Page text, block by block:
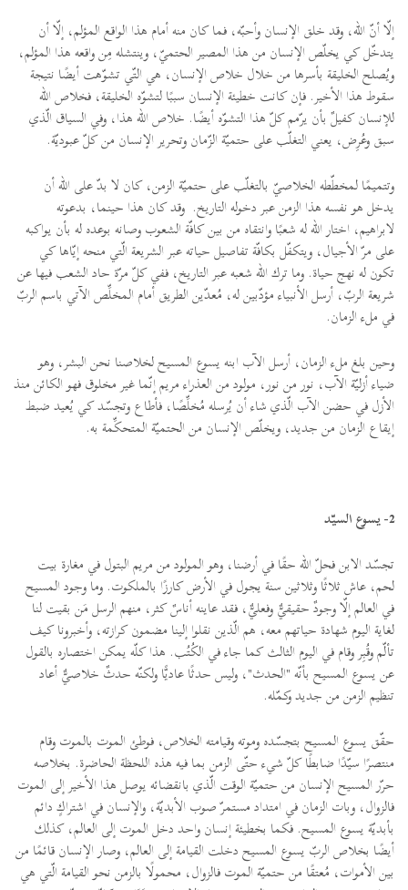
إلّا أنّ الله، وقد خلق الإنسان وأحبّه، فما كان منه أمام هذا الواقع المؤلم، إلّا أن
يتدخّل كي يخلّص الإنسان من هذا المصير الحتميّ، وينتشله مِن واقعه هذا المؤلم،
ويُصلح الخليقة بأسرها من خلال خلاص الإنسان، هي التّي تشوّهت أيضًا نتيجة
سقوط هذا الأخير. فإن كانت خطيئة الإنسان سببًا لتشوّه الخليقة، فخلاص الله
للإنسان كفيلٌ بأن يرّمم كلّ هذا التشوّه أيضًا. خلاص الله هذا، وفي السياق الّذي
سبق وعُرِض، يعني التغلّب على حتميّة الزّمان وتحرير الإنسان من كلّ عبوديّة.
وتتميمًا لمخطّطه الخلاصيّ بالتغلّب على حتميّة الزمن، كان لا بدّ على الله أن
يدخل هو نفسه هذا الزمن عبر دخوله التاريخ. وقد كان هذا حينما، بدعوته
لابراهيم، اختار الله له شعبًا وانتقاه من بين كافّة الشعوب وصانه بوعده له بأن يواكبه
على مرّ الأجيال، ويتكفّل بكافّة تفاصيل حياته عبر الشريعة الّتي منحه إيّاها كي
تكون له نهج حياة. وما ترك الله شعبه عبر التاريخ، ففي كلّ مرّة حاد الشعب فيها عن
شريعة الربّ، أرسل الأنبياء مؤدّبين له، مُعدّين الطريق أمام المخلِّص الآتي باسم الربّ
في ملء الزمان.
وحين بلغ ملء الزمان، أرسل الآب ابنه يسوع المسيح لخلاصنا نحن البشر، وهو
ضياء أزليّة الآب، نور من نور، مولود من العذراء مريم إنّما غير مخلوق فهو الكائن منذ
الأزل في حضن الآب الّذي شاء أن يُرسله مُخلِّصًا، فأطاع وتجسّد كي يُعيد ضبط
إيقاع الزمان من جديد، ويخلّص الإنسان من الحتميّة المتحكِّمة به.
2- يسوع السيّد
تجسّد الابن فحلّ الله حقًا في أرضنا، وهو المولود من مريم البتول في مغارة بيت
لحم، عاش ثلاثًا وثلاثين سنة يجول في الأرض كارزًا بالملكوت. وما وجود المسيح
في العالم إلّا وجودٌ حقيقيٌّ وفعليٌّ، فقد عاينه أناسٌ كثر، منهم الرسل مَن بقيت لنا
لغاية اليوم شهادة حياتهم معه، هم الّذين نقلوا إلينا مضمون كرازته، وأخبرونا كيف
تألّم وقُبِر وقام في اليوم الثالث كما جاء في الكُتُب. هذا كلّه يمكن اختصاره بالقول
عن يسوع المسيح بأنّه "الحدث"، وليس حدثًا عاديًّا ولكنّه حدثٌ خلاصيٌّ أعاد
تنظيم الزمن من جديد وكمّله.
حقّق يسوع المسيح بتجسّده وموته وقيامته الخلاص، فوطئ الموت بالموت وقام
منتصرًا سيّدًا ضابطًا كلّ شيء حتّى الزمن بما فيه هذه اللحظة الحاضرة. بخلاصه
حرّر المسيح الإنسان من حتميّة الوقت الّذي بانقضائه يوصل هذا الأخير إلى الموت
فالزوال، وبات الزمان في امتداد مستمرّ صوب الأبديّة، والإنسان في اشتراكٍ دائم
بأبديّة يسوع المسيح. فكما بخطيئة إنسان واحد دخل الموت إلى العالم، كذلك
أيضًا بخلاص الربّ يسوع المسيح دخلت القيامة إلى العالم، وصار الإنسان قائمًا من
بين الأموات، مُعتقًا من حتميّة الموت فالزوال، محمولًا بالزمن نحو القيامة الّتي هي